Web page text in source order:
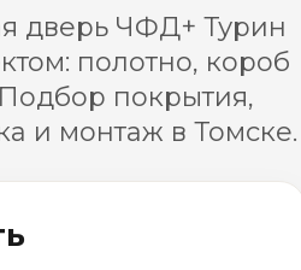
дверь ЧФД+ Турин
полотно, короб
покрытия,
и монтаж в Томске.